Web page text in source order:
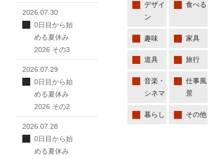
デザイ
ン
食べる
趣味 家具
道具 旅行
音楽・
シネマ
仕事風
景
暮らし その他
2026.07.30
0日目から始
める夏休み
2026 その3
2026.07.29
0日目から始
める夏休み
2026 その2
2026.07.28
0日目から始
める夏休み